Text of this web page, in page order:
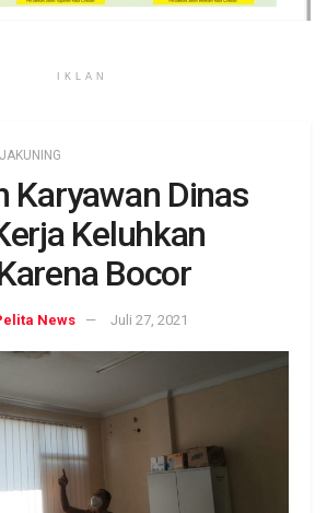
IKLAN
Karyawan Dinas
Keluhkan
Bocor
News Juli 27, 2021